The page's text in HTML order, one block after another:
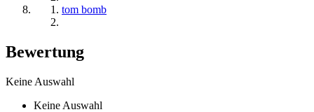
tom bomb
Bewertung
Keine Auswahl
Keine Auswahl